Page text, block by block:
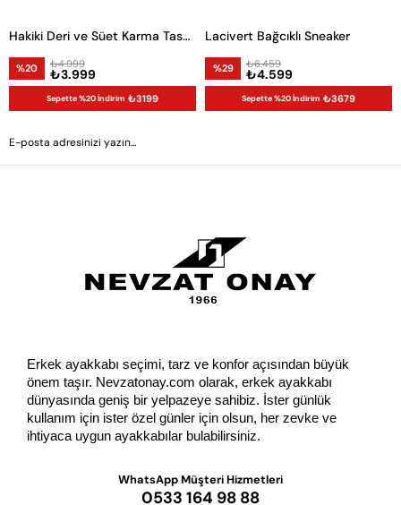
Hakiki Deri ve Süet Karma Tasarım Erkek Sneaker
%20 ₺3.999
₺4.999
Sepette %20 İndirim ₺3199
Lacivert Bağcıklı Sneaker
%29 ₺4.599
₺6.459
Sepette %20 İndirim ₺3679
Erkek ayakkabı seçimi, tarz ve konfor açısından büyük
önem taşır. Nevzatonay.com olarak, erkek ayakkabı
dünyasında geniş bir yelpazeye sahibiz. İster günlük
kullanım için ister özel günler için olsun, her zevke ve
ihtiyaca uygun ayakkabılar bulabilirsiniz.
WhatsApp Müşteri Hizmetleri
0533 164 98 88